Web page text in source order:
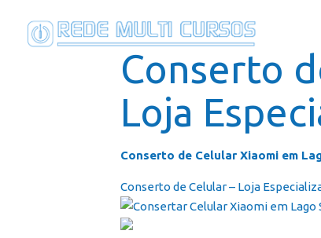
Conserto
Loja
Conserto de Celular Xiaomi em
Conserto de Celular – Loja